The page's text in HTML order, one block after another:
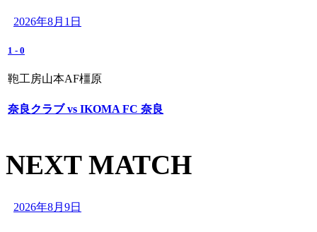
2026年8月1日
1 - 0
鞄工房山本AF橿原
奈良クラブ vs IKOMA FC 奈良
NEXT MATCH
2026年8月9日